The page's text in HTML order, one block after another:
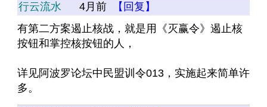
行云流水 4月前
【回复】
有第二方案遏止核战，就是用《灭赢令》遏止核
按钮和掌控核按钮的人，
详见阿波罗论坛中民盟训令013，实施起来简单许
多。